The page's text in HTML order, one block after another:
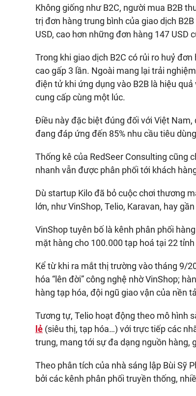
Không giống như B2C, người mua B2B
trị đơn hàng trung bình của giao dịch
USD, cao hơn những đơn hàng 147 USD
Trong khi giao dịch B2C có rủi ro huỷ
cao gấp 3 lần. Ngoài mang lại trải
điện tử khi ứng dụng vào B2B là hiệu
cung cấp cùng một lúc.
Điều này đặc biệt đúng đối với Việt
đang đáp ứng đến 85% nhu cầu tiêu
Thống kê của RedSeer Consulting cũng
nhanh vẫn được phân phối tới khách
Dù startup Kilo đã bỏ cuộc chơi thương
lớn, như VinShop, Telio, Karavan, hay
VinShop tuyên bố là kênh phân phối
mặt hàng cho 100.000 tạp hoá tại 22
Kể từ khi ra mắt thị trường vào tháng 9/
hóa “lên đời” công nghệ nhờ VinShop;
hàng tạp hóa, đội ngũ giao vận của nền
Tương tự, Telio hoạt động theo mô hình
lẻ (siêu thị, tạp hóa…) với trực tiếp các
trung, mang tới sự đa dạng nguồn hàng,
Theo phân tích của nhà sáng lập Bùi Sỹ
bởi các kênh phân phối truyền thống,